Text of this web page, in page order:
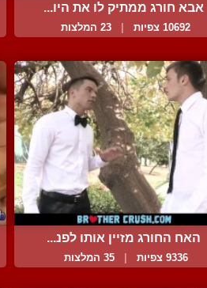
אבא חורג ממתיק לו את היו...
10692 צפיות 23 המלצות
האח החורג מזיין אותו לפנ...
9336 צפיות 35 המלצות